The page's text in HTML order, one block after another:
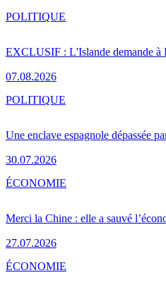
EXCLUSIF : L'Islande demande à
07.08.2026
POLITIQUE
Une enclave espagnole dépassée
30.07.2026
POLITIQUE
Merci la Chine : elle a sauvé
27.07.2026
ÉCONOMIE
ÉCONOMIE